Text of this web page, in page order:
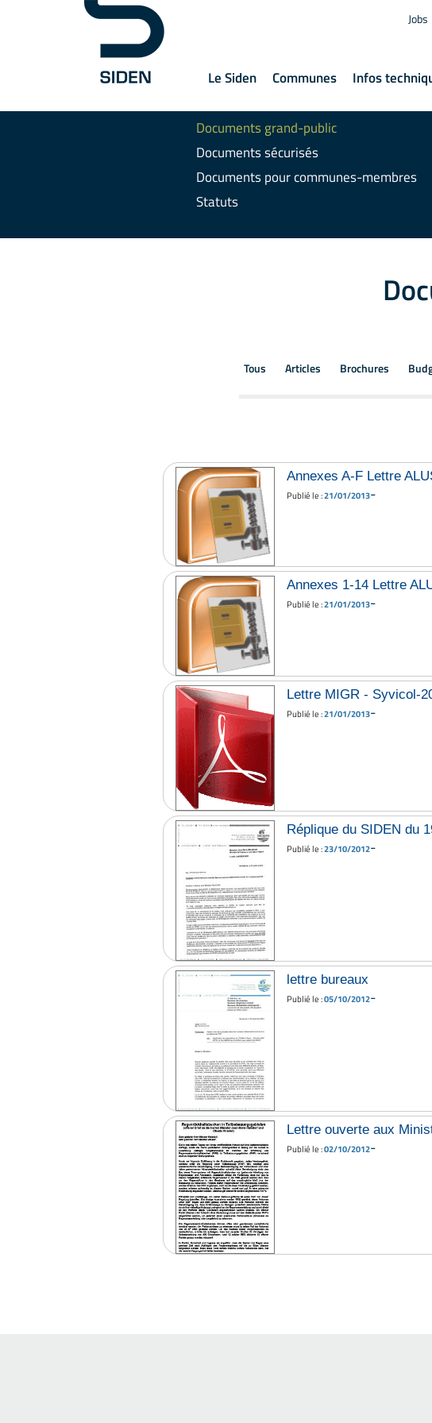
Le Siden Communes Infos
Jobs
Documents grand-public
Documents sécurisés
Documents pour communes-membres
Statuts
Tous Articles Brochures
Annexes A-F Lettre
Publié le :21/01/2013-
Annexes 1-14 Lettre
Publié le :21/01/2013-
Lettre MIGR - Syvicol-
Publié le :21/01/2013-
Réplique du SIDEN du
Publié le :23/10/2012-
lettre bureaux
Publié le :05/10/2012-
Lettre ouverte aux
Publié le :02/10/2012-